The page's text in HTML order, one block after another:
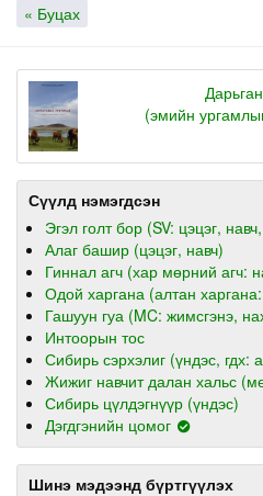
« Буцах
(эмийн
Сүүлд нэмэгдсэн
Эгэл голт бор (SV: цэцэг,
Алаг башир (цэцэг, навч)
Гиннал агч (хар мөрний агч:
Одой харгана (алтан
Гашуун гуа (MC: жимсгэнэ,
Интоорын тос
Сибирь сэрхэлиг (үндэс, гдх:
Жижиг навчит далан хальс
Сибирь цүлдэгнүүр (үндэс)
Дэгдгэнийн цомог
Шинэ мэдээнд бүртгүүлэх